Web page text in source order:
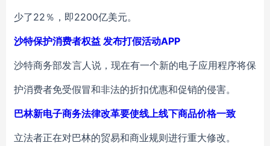
少了22％，即2200亿美元。
沙特保护消费者权益 发布打假活动APP
沙特商务部发言人说，现在有一个新的电子应用程序将保
护消费者免受假冒和非法的折扣优惠和促销的侵害。
巴林新电子商务法律改革要使线上线下商品价格一致
立法者正在对巴林的贸易和商业规则进行重大修改。